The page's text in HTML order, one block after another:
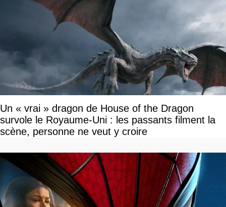
Un « vrai » dragon de House of the Dragon
survole le Royaume-Uni : les passants filment la
scène, personne ne veut y croire